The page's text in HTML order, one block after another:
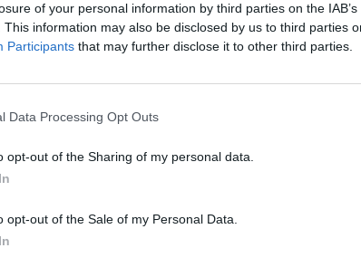
of your personal information by third parties on the
This information may also be disclosed by us to third parties
Participants that may further disclose it to other third parties.
Data Processing Opt Outs
opt-out of the Sharing of my personal data.
opt-out of the Sale of my Personal Data.
tipo “Accumulate”, ecc…)
alla volta
capacità di curare o risvegliare i nemici
far salire Ramza e basta, perchè nelle
nella battaglie casuali dipende dal livello di
muore inizia il conto alla rovescia
in un tesoro (un item inutile) o in un
finisci la battaglia con un morto non ancora
(normale o speciale che sia)
Ramza viene trasformato)
tra una battaglia della storia e l’altra